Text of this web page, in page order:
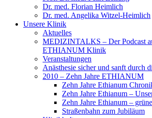
Dr. med. Florian Heimlich
Dr. med. Angelika Witzel-Heimlich
Unsere Klinik
Aktuelles
MEDIZINTALKS – Der Podcast
ETHIANUM Klinik
Veranstaltungen
Anästhesie sicher und sanft durch
2010 – Zehn Jahre ETHIANUM
Zehn Jahre Ethianum
Zehn Jahre Ethianum –
Zehn Jahre Ethianum –
Straßenbahn zum Jubiläum